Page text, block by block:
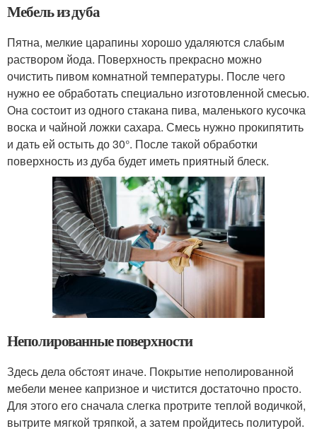
Мебель из дуба
Пятна, мелкие царапины хорошо удаляются слабым
раствором йода. Поверхность прекрасно можно
очистить пивом комнатной температуры. После чего
нужно ее обработать специально изготовленной смесью.
Она состоит из одного стакана пива, маленького кусочка
воска и чайной ложки сахара. Смесь нужно прокипятить
и дать ей остыть до 30°. После такой обработки
поверхность из дуба будет иметь приятный блеск.
Неполированные поверхности
Здесь дела обстоят иначе. Покрытие неполированной
мебели менее капризное и чистится достаточно просто.
Для этого его сначала слегка протрите теплой водичкой,
вытрите мягкой тряпкой, а затем пройдитесь политурой.